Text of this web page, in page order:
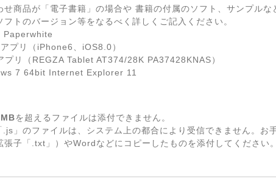
商品が「電子書籍」の場合や 書籍の付属のソフト、サンプル
フトのバージョン等をなるべく詳しくご記入ください。
Paperwhite
プリ（iPhone6、iOS8.0）
プリ（REGZA Tablet AT374/28K PA37428KNAS）
7 64bit Internet Explorer 11
を超えるファイルは添付できません。
」のファイルは、システム上の都合により受信できません。お
張子「.txt」）やWordなどにコピーしたものを添付してください